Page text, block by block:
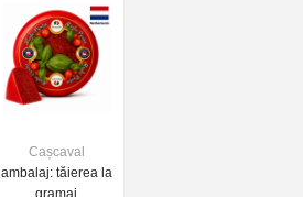
Cașcaval
ambalaj: tăierea la
gramaj